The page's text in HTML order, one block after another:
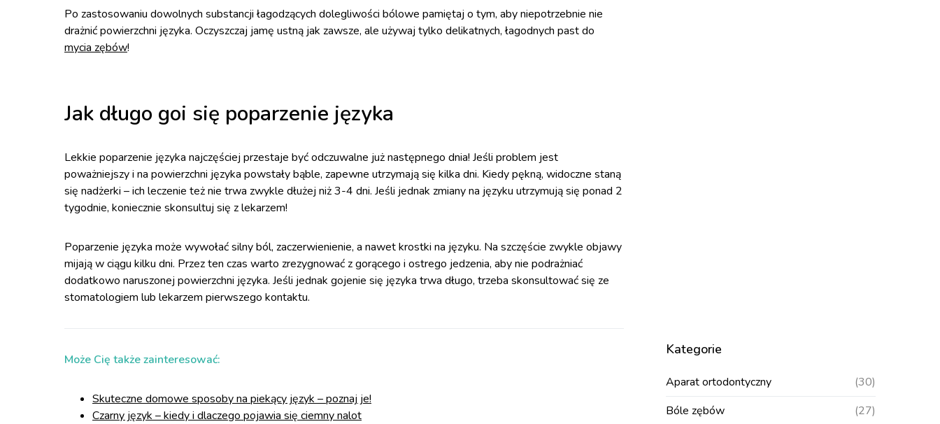
Po zastosowaniu dowolnych substancji łagodzących dolegliwości bólowe pamiętaj o tym, aby niepotrzebnie nie
drażnić powierzchni języka. Oczyszczaj jamę ustną jak zawsze, ale używaj tylko delikatnych, łagodnych past do
mycia zębów!
Jak długo goi się poparzenie języka
Lekkie poparzenie języka najczęściej przestaje być odczuwalne już następnego dnia! Jeśli problem jest
poważniejszy i na powierzchni języka powstały bąble, zapewne utrzymają się kilka dni. Kiedy pękną, widoczne staną
się nadżerki – ich leczenie też nie trwa zwykle dłużej niż 3-4 dni. Jeśli jednak zmiany na języku utrzymują się ponad 2
tygodnie, koniecznie skonsultuj się z lekarzem!
Poparzenie języka może wywołać silny ból, zaczerwienienie, a nawet krostki na języku. Na szczęście zwykle objawy
mijają w ciągu kilku dni. Przez ten czas warto zrezygnować z gorącego i ostrego jedzenia, aby nie podrażniać
dodatkowo naruszonej powierzchni języka. Jeśli jednak gojenie się języka trwa długo, trzeba skonsultować się ze
stomatologiem lub lekarzem pierwszego kontaktu.
Może Cię także zainteresować:
Skuteczne domowe sposoby na piekący język – poznaj je!
Czarny język – kiedy i dlaczego pojawia się ciemny nalot
Kategorie
Aparat ortodontyczny
(30)
Bóle zębów
(27)